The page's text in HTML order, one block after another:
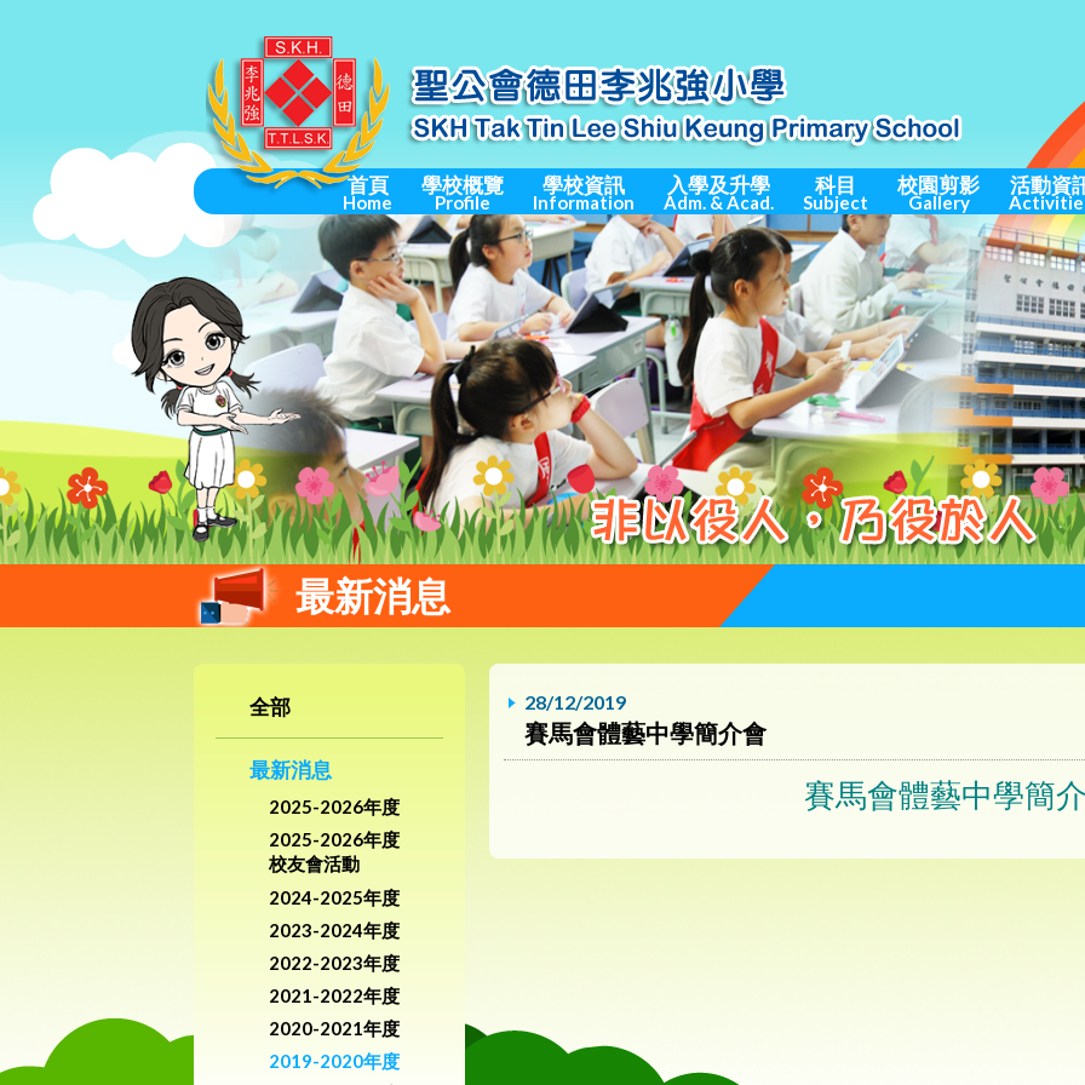
首頁
Home
學校概覽
Profile
學校資訊
Information
入學及升學
Adm. & Acad.
科目
Subject
校園剪影
Gallery
活動資
最新消息
全部
最新消息
2025-2026年度
2025-2026年度
校友會活動
2024-2025年度
2023-2024年度
2022-2023年度
2021-2022年度
2020-2021年度
2019-2020年度
28/12/2019
賽馬會體藝中學簡介會
賽馬會體藝中學簡